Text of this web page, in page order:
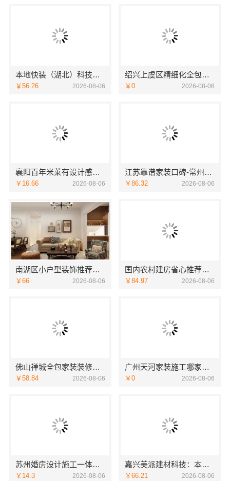
本地快装（湖北）科技有限公司青山快装房子装修两房一厅
￥56.26 2026-08-06
绍兴上虞区精细化全包质量有保障-绍兴卓鑫装饰材料有限公司
￥0 2026-08-06
襄阳百年米莱有设计感设计装修实景案例鉴赏
￥16.66 2026-08-06
江苏靠谱家装口碑-常州宜居佳装饰工程公司服务有保障
￥86.32 2026-08-06
南湖区小户型装饰推荐嘉兴锦居装饰材料有限公司
￥66 2026-08-06
国内农村建房省心推荐中蓝建投北京建设有限公司四川
￥84.97 2026-08-06
佛山禅城全包家装装修雅居美家省心之选
￥58.84 2026-08-06
广州天河家装施工哪家专业新房精匠饰家全屋整装
￥0 2026-08-06
苏州婚房设计施工一体化，苏州兔哥哥智装专业
￥14.3 2026-08-06
嘉兴美派建材科技：本地家装施工全包透明报价保障
￥66.21 2026-08-06